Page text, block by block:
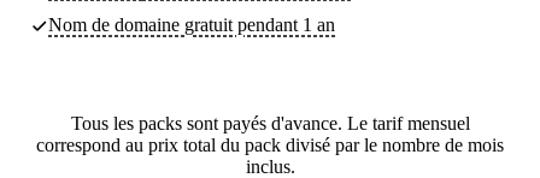
Nom de domaine gratuit pendant 1 an
Tous les packs sont payés d'avance. Le tarif mensuel
correspond au prix total du pack divisé par le nombre de mois
inclus.